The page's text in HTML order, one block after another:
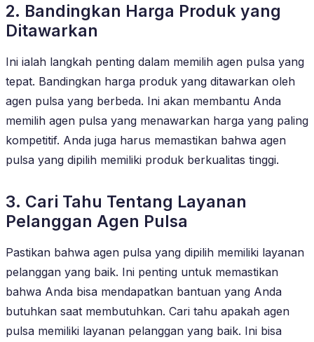
2. Bandingkan Harga Produk yang
Ditawarkan
Ini ialah langkah penting dalam memilih agen pulsa yang
tepat. Bandingkan harga produk yang ditawarkan oleh
agen pulsa yang berbeda. Ini akan membantu Anda
memilih agen pulsa yang menawarkan harga yang paling
kompetitif. Anda juga harus memastikan bahwa agen
pulsa yang dipilih memiliki produk berkualitas tinggi.
3. Cari Tahu Tentang Layanan
Pelanggan Agen Pulsa
Pastikan bahwa agen pulsa yang dipilih memiliki layanan
pelanggan yang baik. Ini penting untuk memastikan
bahwa Anda bisa mendapatkan bantuan yang Anda
butuhkan saat membutuhkan. Cari tahu apakah agen
pulsa memiliki layanan pelanggan yang baik. Ini bisa